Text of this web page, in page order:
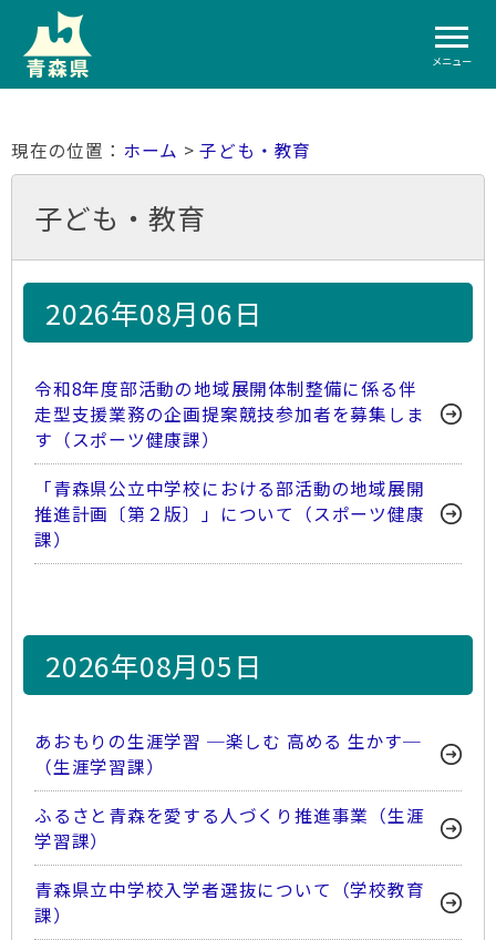
メニュー
ホーム >子ども・教育
子ども・教育
2026年08月06日
令和8年度部活動の地域展開体制整備に係る伴
走型支援業務の企画提案競技参加者を募集しま
す（スポーツ健康課）
「青森県公立中学校における部活動の地域展開
推進計画〔第２版〕」について（スポーツ健康
課）
2026年08月05日
あおもりの生涯学習 ─楽しむ 高める 生かす─
（生涯学習課）
ふるさと青森を愛する人づくり推進事業（生涯
学習課）
青森県立中学校入学者選抜について（学校教育
課）